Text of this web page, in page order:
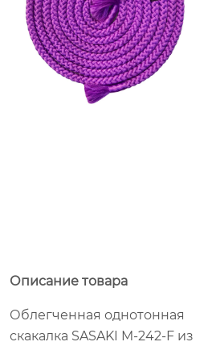
Описание товара
Облегченная однотонная
скакалка SASAKI M-242-F из